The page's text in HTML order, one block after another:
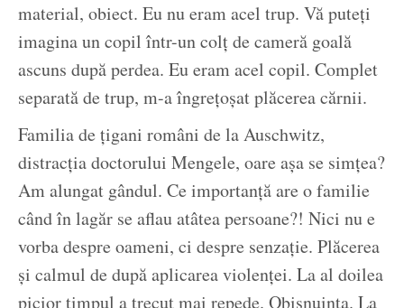
material, obiect. Eu nu eram acel trup. Vă puteți
imagina un copil într-un colț de cameră goală
ascuns după perdea. Eu eram acel copil. Complet
separată de trup, m-a îngrețoșat plăcerea cărnii.
Familia de țigani români de la Auschwitz,
distracția doctorului Mengele, oare așa se simțea?
Am alungat gândul. Ce importanță are o familie
când în lagăr se aflau atâtea persoane?! Nici nu e
vorba despre oameni, ci despre senzație. Plăcerea
și calmul de după aplicarea violenței. La al doilea
picior timpul a trecut mai repede. Obișnuința. La